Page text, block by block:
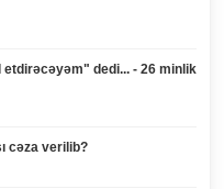
etdirəcəyəm" dedi... - 26 minlik
cəza verilib?